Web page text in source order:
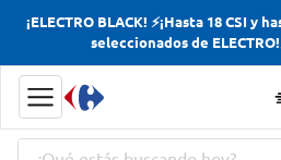
¡ELECTRO BLACK! ⚡¡Hasta 18 CSI y
seleccionados de
¿Qué estás buscando hoy?
Términos más
Yerba
Cerveza
Papas Fritas